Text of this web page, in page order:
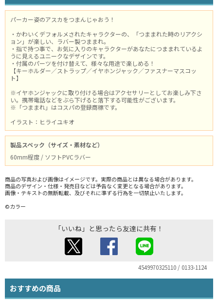
パーカー姿のアスカをつまんじゃおう！
・かわいくデフォルメされたキャラクターの、「つままれた時のリアクシ
ョン」が楽しい、ラバー製つままれ。
・指で持つ事で、お気に入りのキャラクターがあなたにつままれているよ
うに見えるユニークなデザインです。
・付属のパーツを付け替えて、様々な用途で楽しめる！
【キーホルダー／ストラップ／イヤホンジャック／ファスナーマスコッ
ト】
※イヤホンジャックに取り付ける場合はアクセサリーとしてお楽しみ下さ
い。携帯電話などをぶら下げると落下する可能性がございます。
※「つままれ」はコスパの登録商標です。
イラスト：ヒライユキオ
製品スペック（サイズ・素材など）
60mm程度 / ソフトPVCラバー
商品の写真および画像はイメージです。実際の商品とは異なる場合があります。
商品のデザイン・仕様・発売日などは予告なく変更となる場合があります。
画像・テキストの無断転載、及びそれに準ずる行為を一切禁止いたします。
©カラー
「いいね」と思ったら友達に共有！
4549970325110 / 0133-1124
おすすめの商品